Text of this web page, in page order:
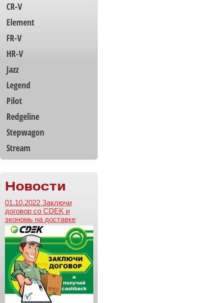
CR-V
Element
FR-V
HR-V
Jazz
Legend
Pilot
Redgeline
Stepwagon
Stream
Новости
01.10.2022 Заключи
договор со CDEK и
экономь на доставке